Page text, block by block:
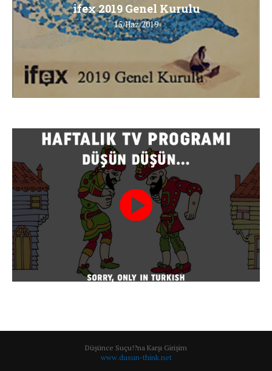
ifex 2019 Genel Kurulu
15/Haz/2019
Düşünce Suçu!?na Karşı Girişim
www.dusun-think.net